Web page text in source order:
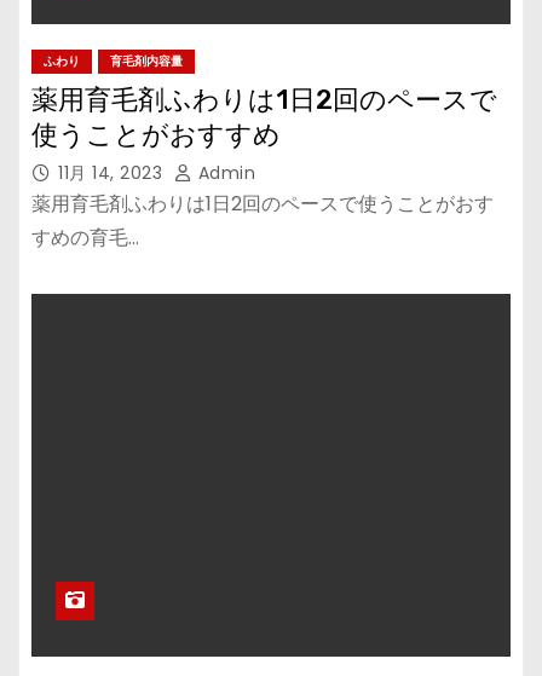
ふわり 育毛剤内容量
薬用育毛剤ふわりは1日2回のペースで
使うことがおすすめ
11月 14, 2023 Admin
薬用育毛剤ふわりは1日2回のペースで使うことがおす
すめの育毛…